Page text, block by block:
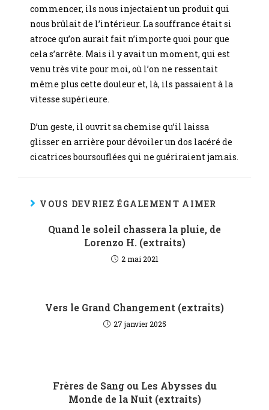
commencer, ils nous injectaient un produit qui
nous brûlait de l’intérieur. La souffrance était si
atroce qu’on aurait fait n’importe quoi pour que
cela s’arrête. Mais il y avait un moment, qui est
venu très vite pour moi, où l’on ne ressentait
même plus cette douleur et, là, ils passaient à la
vitesse supérieure.
D’un geste, il ouvrit sa chemise qu’il laissa
glisser en arrière pour dévoiler un dos lacéré de
cicatrices boursouflées qui ne guériraient jamais.
VOUS DEVRIEZ ÉGALEMENT AIMER
Quand le soleil chassera la pluie, de
Lorenzo H. (extraits)
2 mai 2021
Vers le Grand Changement (extraits)
27 janvier 2025
Frères de Sang ou Les Abysses du
Monde de la Nuit (extraits)